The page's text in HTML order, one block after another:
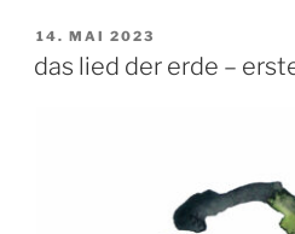
VERÖFFENTLICHT
AM
14. MAI 2023
das lied der erde –